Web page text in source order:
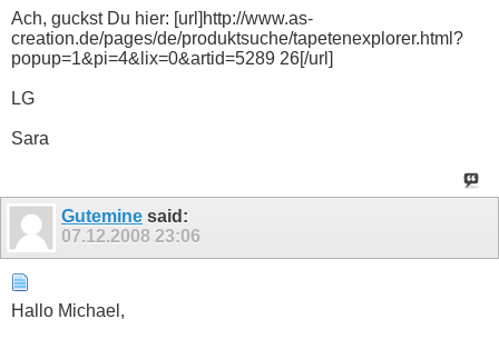
Ach, guckst Du hier: [url]http://www.as-
creation.de/pages/de/produktsuche/tapetenexplorer.html?
popup=1&pi=4&lix=0&artid=5289 26[/url]
LG
Sara
Gutemine said:
07.12.2008 23:06
Hallo Michael,